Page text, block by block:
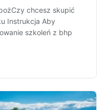
chcesz skupić
Instrukcja Aby
szkoleń z bhp